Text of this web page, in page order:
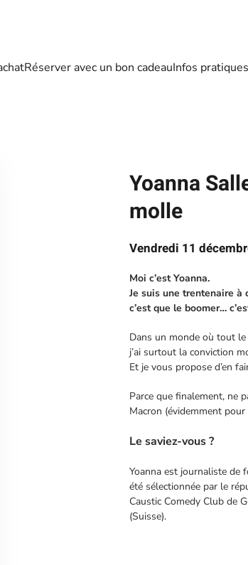
Réserver avec un bon cadeauInfos pratiques
Yoanna
molle
Vendredi 11
Moi c’est Yoanna.
Je suis une trentenaire à
c’est que le boomer…
Dans un monde où tout
j’ai surtout la conviction
Et je vous propose d’en
Parce que finalement, ne
Macron (évidemment
Le saviez-vous ?
Yoanna est journaliste de
été sélectionnée par le
Caustic Comedy Club de
(Suisse).